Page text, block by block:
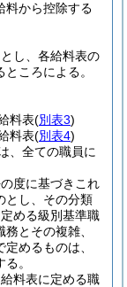
料から控除する
し、各給料表の
ころによる。
料表(別表3)
料表(別表4)
、全ての職員に
度に基づきこれ
とし、その分類
める級別基準職
務とその複雑、
めるものは、
。
料表に定める職